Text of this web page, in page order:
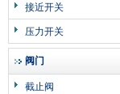
接近开关
压力开关
阀门
截止阀